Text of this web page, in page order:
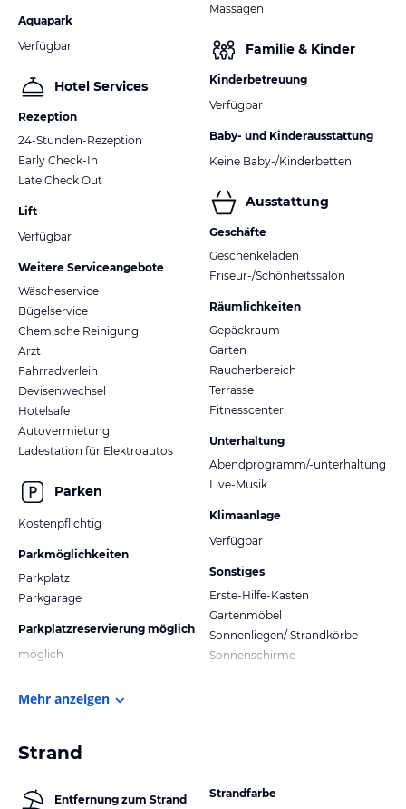
Aquapark
Verfügbar
Hotel Services
Rezeption
24-Stunden-Rezeption
Early Check-In
Late Check Out
Lift
Verfügbar
Weitere Serviceangebote
Wäscheservice
Bügelservice
Chemische Reinigung
Arzt
Fahrradverleih
Devisenwechsel
Hotelsafe
Autovermietung
Ladestation für Elektroautos
Parken
Kostenpflichtig
Parkmöglichkeiten
Parkplatz
Parkgarage
Parkplatzreservierung möglich
möglich
Massagen
Familie & Kinder
Kinderbetreuung
Verfügbar
Baby- und Kinderausstattung
Keine Baby-/Kinderbetten
Ausstattung
Geschäfte
Geschenkeladen
Friseur-/Schönheitssalon
Räumlichkeiten
Gepäckraum
Garten
Raucherbereich
Terrasse
Fitnesscenter
Unterhaltung
Abendprogramm/-unterhaltung
Live-Musik
Klimaanlage
Verfügbar
Sonstiges
Erste-Hilfe-Kasten
Gartenmöbel
Sonnenliegen/ Strandkörbe
Sonnenschirme
Mehr anzeigen
Strand
Entfernung zum Strand
Strandfarbe